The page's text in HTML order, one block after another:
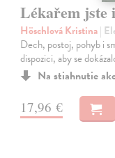
Lékařem
Höschlová Kristina|
Dech, postoj, pohyb i
dispozici, aby se
Na stiahnutie
17,96 €